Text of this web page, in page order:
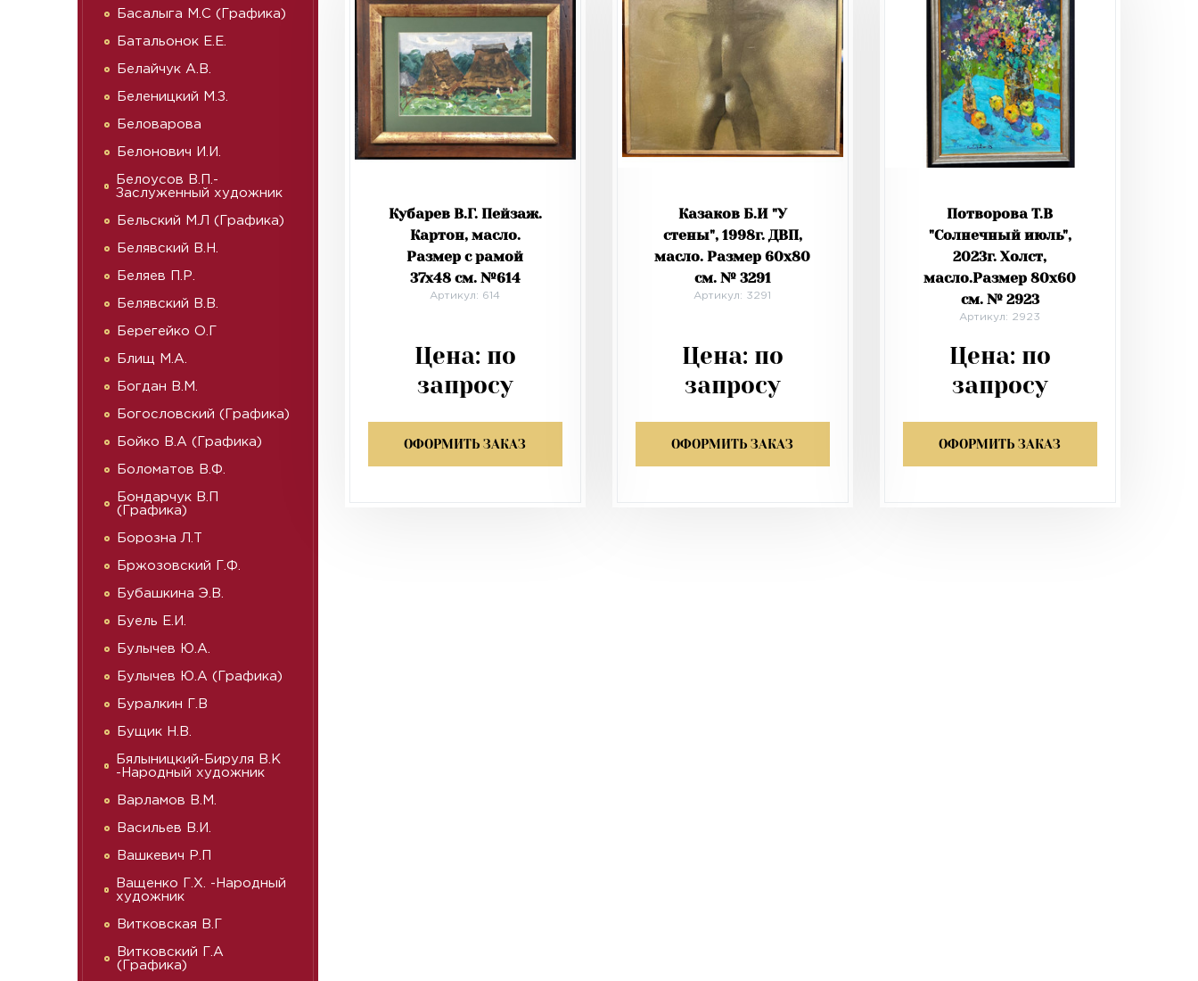
Басалыга М.С (Графика)
Батальонок Е.Е.
Белайчук А.В.
Беленицкий М.З.
Беловарова
Белонович И.И.
Белоусов В.П.-
Заслуженный художник
Бельский М.Л (Графика)
Белявский В.Н.
Беляев П.Р.
Белявский В.В.
Берегейко О.Г
Блищ М.А.
Богдан В.М.
Богословский (Графика)
Бойко В.А (Графика)
Боломатов В.Ф.
Бондарчук В.П
(Графика)
Борозна Л.Т
Бржозовский Г.Ф.
Бубашкина Э.В.
Буель Е.И.
Булычев Ю.А.
Булычев Ю.А (Графика)
Буралкин Г.В
Бущик Н.В.
Бялыницкий-Бируля В.К
-Народный художник
Варламов В.М.
Васильев В.И.
Вашкевич Р.П
Ващенко Г.Х. -Народный
художник
Витковская В.Г
Витковский Г.А
(Графика)
Кубарев В.Г. Пейзаж.
Картон, масло.
Размер с рамой
37х48 см. №614
Артикул: 614
Цена: по
запросу
ОФОРМИТЬ ЗАКАЗ
Казаков Б.И "У
стены", 1998г. ДВП,
масло. Размер 60х80
см. № 3291
Артикул: 3291
Цена: по
запросу
ОФОРМИТЬ ЗАКАЗ
Потворова Т.В
"Солнечный июль",
2023г. Холст,
масло.Размер 80х60
см. № 2923
Артикул: 2923
Цена: по
запросу
ОФОРМИТЬ ЗАКАЗ